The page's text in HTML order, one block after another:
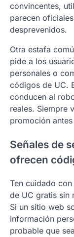
convincentes,
parecen
desprevenidos.
Otra estafa
pide a los
personales o
códigos de UC.
conducen al
reales. Siempre
promoción
Señales de
ofrecen
Ten cuidado
de UC gratis sin
Si un sitio web
información
probable que